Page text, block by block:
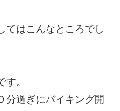
てはこんなところでし
。
分過ぎにバイキング開